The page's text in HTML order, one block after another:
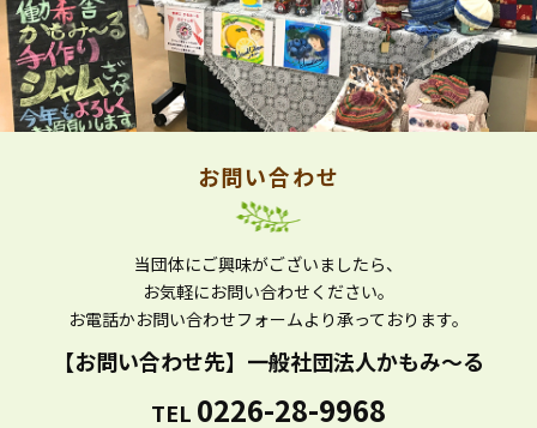
お問い合わせ
当団体にご興味がございましたら、
お気軽にお問い合わせください。
お電話かお問い合わせフォームより承っております。
【お問い合わせ先】 一般社団法人かもみ～る
TEL 0226-28-9968